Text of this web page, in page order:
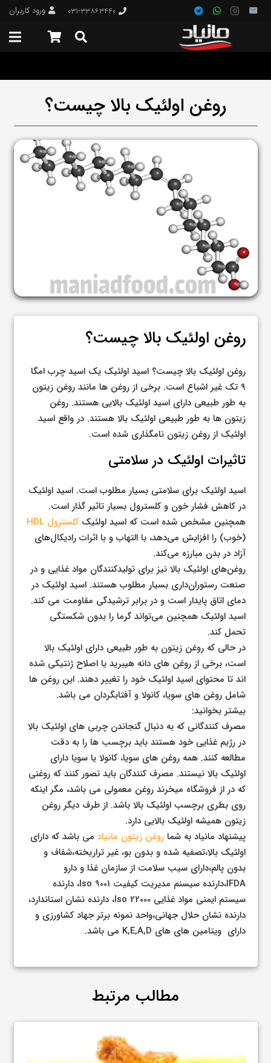
۰۳۱-۳۳۸۶۳۴۴۰ ورود کاربران
روغن اولئیک بالا چیست؟
روغن اولئیک بالا چیست؟
روغن اولئیک بالا چیست؟ اسید اولئیک یک اسید چرب امگا
۹ تک غیر اشباع است. برخی از روغن ها مانند روغن زیتون
به طور طبیعی دارای اسید اولئیک بالایی هستند. روغن
زیتون ها به طور طبیعی اولئیک بالا هستند. در واقع اسید
اولئیک از روغن زیتون نامگذاری شده است.
تاثیرات اولئیک در سلامتی
اسید اولئیک برای سلامتی بسیار مطلوب است. اسید اولئیک
در کاهش فشار خون و کلسترول بسیار تاثیر گذار است.
همچنین مشخص شده است که اسید اولئیککلسترول HDL
(خوب) را افزایش می‌دهد، با التهاب و با اثرات رادیکال‌های
آزاد در بدن مبارزه می‌کند.
روغن‌های اولئیک بالا نیز برای تولیدکنندگان مواد غذایی و در
صنعت رستوران‌داری بسیار مطلوب هستند. اسید اولئیک در
دمای اتاق پایدار است و در برابر ترشیدگی مقاومت می کند.
اسید اولئیک همچنین می‌تواند گرما را بدون شکستگی
تحمل کند.
در حالی که روغن زیتون به طور طبیعی دارای اولئیک بالا
است، برخی از روغن های دانه هیبرید یا اصلاح ژنتیکی شده
اند تا محتوای اسید اولئیک خود را تغییر دهند. این روغن ها
شامل روغن های سویا، کانولا و آفتابگردان می باشد.
بیشتر بخوانید:
مصرف کنندگانی که به دنبال گنجاندن چربی های اولئیک بالا
در رژیم غذایی خود هستند باید برچسب ها را به دقت
مطالعه کنند. همه روغن های سویا، کانولا یا سویا دارای
اولئیک بالا نیستند. مصرف کنندگان باید تصور کنند که روغنی
که در از فروشگاه میخرند روغن معمولی می باشد، مگر اینکه
روی بطری برچسب اولئیک بالا باشد. از طرف دیگر روغن
زیتون همیشه اولئیک بالایی دارد.
پیشنهاد مانیاد به شماروغن زیتون مانیاد می باشد که دارای
اولئیک بالا،تصفیه شده و بدون بو، غیر تراریخته،شفاف و
بدون پالم،دارای سیب سلامت از سازمان غذا و دارو
IFDA،دارنده سیسنم مدیریت کیفیت Iso 9001، دارنده
سیستم ایمنی مواد غذایی Iso 22000، دارنده نشان استاندارد،
دارنده نشان حلال جهانی،واحد نمونه برتر جهاد کشاورزی و
دارای ویتامین های های K,E,A,D می باشد.
مطالب مرتبط